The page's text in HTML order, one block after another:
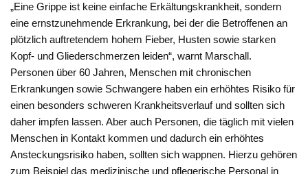
„Eine Grippe ist keine einfache Erkältungskrankheit, sondern
eine ernstzunehmende Erkrankung, bei der die Betroffenen an
plötzlich auftretendem hohem Fieber, Husten sowie starken
Kopf- und Gliederschmerzen leiden“, warnt Marschall.
Personen über 60 Jahren, Menschen mit chronischen
Erkrankungen sowie Schwangere haben ein erhöhtes Risiko für
einen besonders schweren Krankheitsverlauf und sollten sich
daher impfen lassen. Aber auch Personen, die täglich mit vielen
Menschen in Kontakt kommen und dadurch ein erhöhtes
Ansteckungsrisiko haben, sollten sich wappnen. Hierzu gehören
zum Beispiel das medizinische und pflegerische Personal in